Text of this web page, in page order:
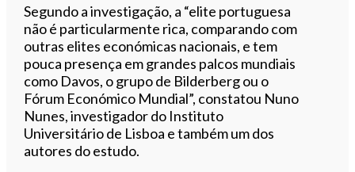
Segundo a investigação, a “elite portuguesa
não é particularmente rica, comparando com
outras elites económicas nacionais, e tem
pouca presença em grandes palcos mundiais
como Davos, o grupo de Bilderberg ou o
Fórum Económico Mundial”, constatou Nuno
Nunes, investigador do Instituto
Universitário de Lisboa e também um dos
autores do estudo.